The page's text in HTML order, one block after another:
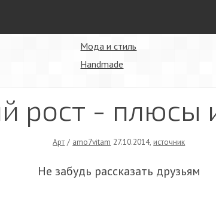
Мода и стиль
Handmade
рост - плюсы
Арт / amo7vitam 27.10.2014, источник
Не забудь рассказать друзьям